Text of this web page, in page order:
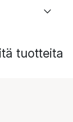
tuotteita